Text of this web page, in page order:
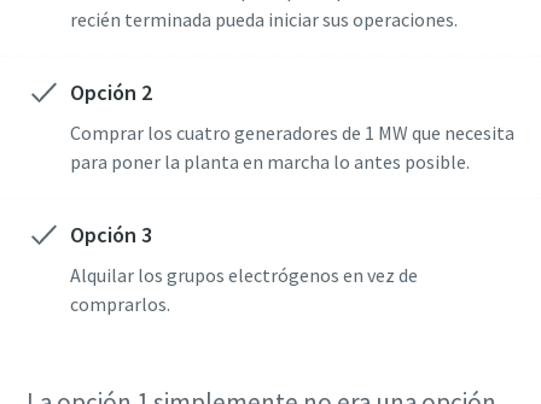
recién terminada pueda iniciar sus operaciones.
Opción 2
Comprar los cuatro generadores de 1 MW que necesita
para poner la planta en marcha lo antes posible.
Opción 3
Alquilar los grupos electrógenos en vez de
comprarlos.